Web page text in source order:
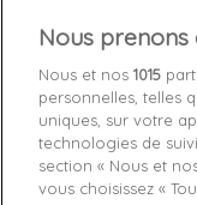
Nous
Nous et nos 1015
personnelles, telles
uniques, sur votre
technologies de
section « Nous et
vous choisissez «